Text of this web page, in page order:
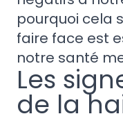
pourquoi cela
faire face est
notre santé
Les
de la